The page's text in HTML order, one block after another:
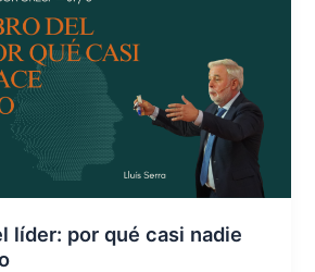
líder: por qué casi nadie